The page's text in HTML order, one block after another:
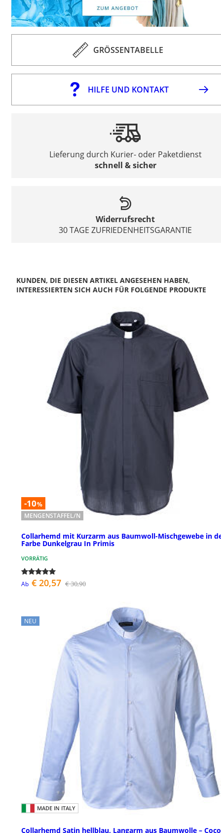
GRÖSSENTABELLE
HILFE UND KONTAKT
Lieferung durch Kurier- oder Paketdienst
schnell & sicher
Widerrufsrecht
30 TAGE ZUFRIEDENHEITSGARANTIE
KUNDEN, DIE DIESEN ARTIKEL ANGESEHEN HABEN,
INTERESSIERTEN SICH AUCH FÜR FOLGENDE PRODUKTE
-10%
MENGENSTAFFEL/N
Collarhemd mit Kurzarm aus Baumwoll-Mischgewebe in
Farbe Dunkelgrau In Primis
VORRÄTIG
Ab € 20,57 € 30,90
NEU
MADE IN ITALY
Collarhemd Satin hellblau, Langarm aus Baumwolle –